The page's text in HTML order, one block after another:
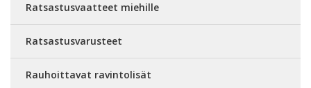
Ratsastusvaatteet miehille
Ratsastusvarusteet
Rauhoittavat ravintolisät